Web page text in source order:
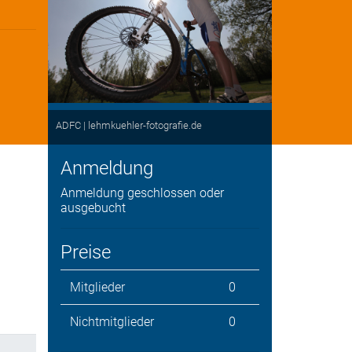
ADFC | lehmkuehler-fotografie.de
Anmeldung
Anmeldung geschlossen oder
ausgebucht
Preise
Mitglieder 0
Nichtmitglieder 0